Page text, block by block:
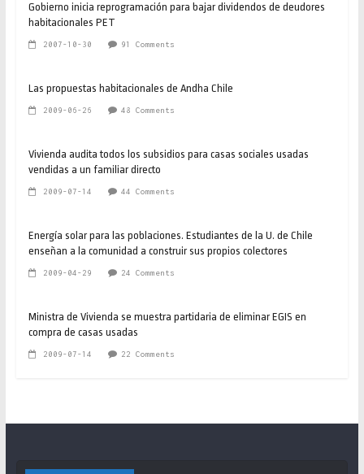
Gobierno inicia reprogramación para bajar dividendos de deudores
habitacionales PET
2007-10-30 91 Comments
Las propuestas habitacionales de Andha Chile
2009-06-26 48 Comments
Vivienda audita todos los subsidios para casas sociales usadas
vendidas a un familiar directo
2009-07-14 44 Comments
Energía solar para las poblaciones. Estudiantes de la U. de Chile
enseñan a la comunidad a construir sus propios colectores
2009-04-29 24 Comments
Ministra de Vivienda se muestra partidaria de eliminar EGIS en
compra de casas usadas
2009-07-14 22 Comments